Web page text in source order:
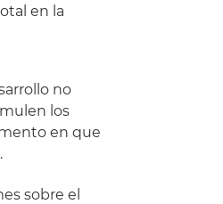
en la
no
los
en que
sobre el